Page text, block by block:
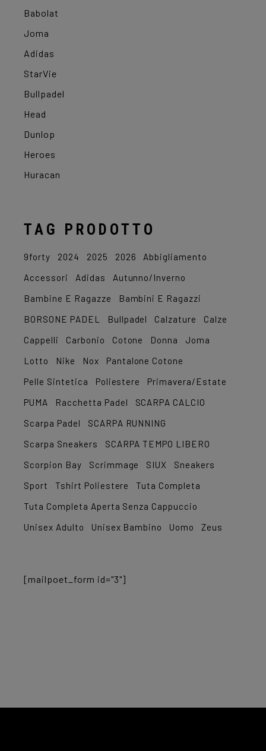
Babolat
Joma
Adidas
StarVie
Bullpadel
Head
Dunlop
Heroes
Huracan
TAG PRODOTTO
9forty 2024 2025 2026
Abbigliamento
Accessori
Adidas
Autunno/Inverno
Bambine E Ragazze
Bambini E Ragazzi
BORSONE PADEL
Bullpadel Calzature
Calze
Cappelli
Carbonio Cotone Donna
Joma
Lotto
Nike Nox
Pantalone Cotone
Pelle Sintetica
Poliestere
Primavera/Estate
PUMA
Racchetta Padel
SCARPA CALCIO
Scarpa Padel
SCARPA RUNNING
Scarpa Sneakers
SCARPA TEMPO LIBERO
Scorpion Bay
Scrimmage SIUX
Sneakers
Sport
Tshirt Poliestere
Tuta Completa
Tuta Completa Aperta Senza Cappuccio
Unisex Adulto
Unisex Bambino Uomo Zeus
[mailpoet_form id="3"]